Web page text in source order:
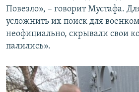
Повезло», – говорит Мустафа.
усложнить их поиск для
неофициально, скрывали свои
палились».